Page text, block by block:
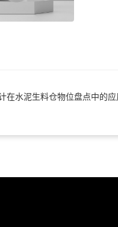
在水泥生料仓物位盘点中的应